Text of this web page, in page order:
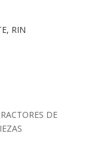
RIN